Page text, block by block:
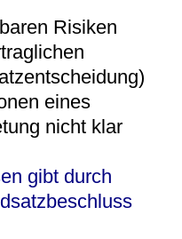
Risiken
eines
nicht klar
gibt durch